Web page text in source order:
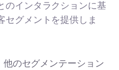
のインタラクションに基
セグメントを提供しま
のセグメンテーション